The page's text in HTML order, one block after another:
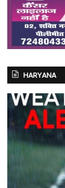
HARYANA